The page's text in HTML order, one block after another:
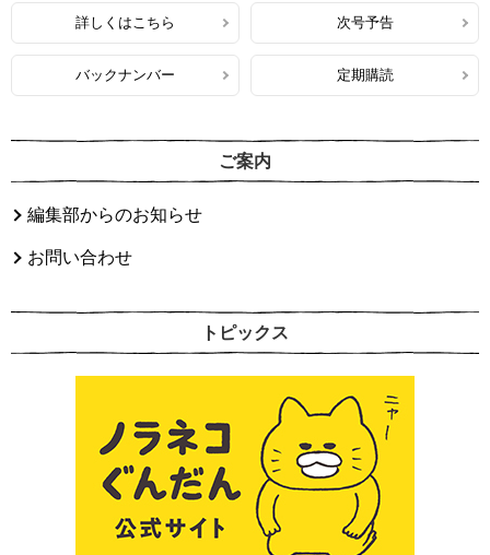
詳しくはこちら 次号予告
バックナンバー 定期購読
ご案内
編集部からのお知らせ
お問い合わせ
トピックス